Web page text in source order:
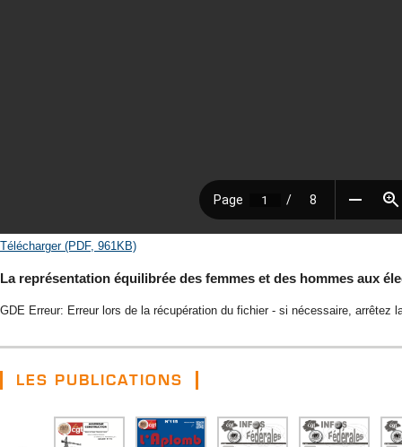
Télécharger (PDF, 961KB)
La représentation équilibrée des femmes et des hommes aux
GDE Erreur: Erreur lors de la récupération du fichier - si nécessaire, arrêtez
LES PUBLICATIONS